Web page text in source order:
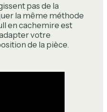
pas de la
la même méthode
en cachemire est
votre
de la pièce.